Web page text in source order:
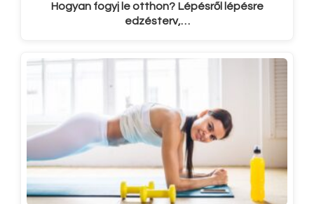
Hogyan fogyj le otthon? Lépésről lépésre
edzésterv,…